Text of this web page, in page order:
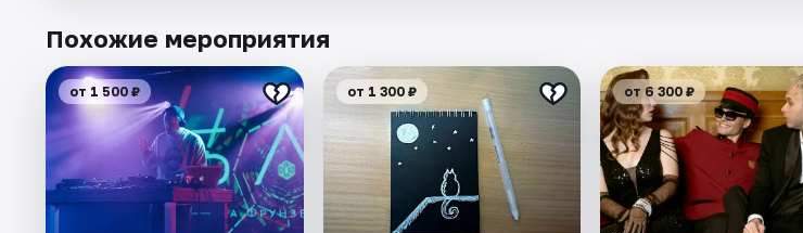
Похожие мероприятия
от 1 500 ₽ от 1 300 ₽ от 6 300 ₽